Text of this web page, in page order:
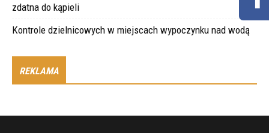
zdatna do kąpieli
Kontrole dzielnicowych w miejscach wypoczynku nad wodą
REKLAMA